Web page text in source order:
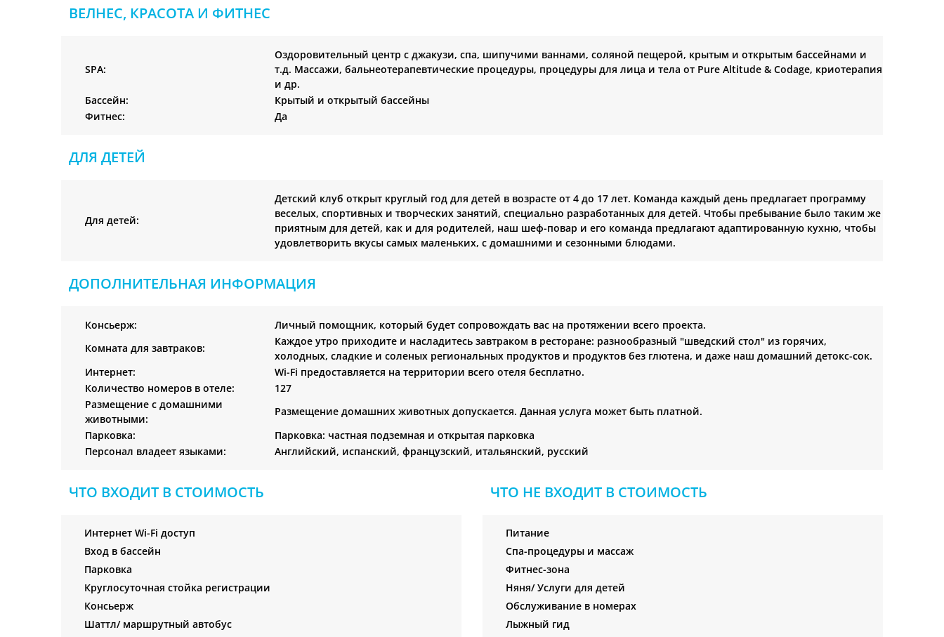
ВЕЛНЕС, КРАСОТА И ФИТНЕС
SPA:
Оздоровительный центр с джакузи, спа, шипучими ваннами, соляной пещерой, крытым и открытым бассейнами и
т.д. Массажи, бальнеотерапевтические процедуры, процедуры для лица и тела от Pure Altitude & Codage, криотерапия
и др.
Бассейн:
Крытый и открытый бассейны
Фитнес:
Да
ДЛЯ ДЕТЕЙ
Для детей:
Детский клуб открыт круглый год для детей в возрасте от 4 до 17 лет. Команда каждый день предлагает программу
веселых, спортивных и творческих занятий, специально разработанных для детей. Чтобы пребывание было таким же
приятным для детей, как и для родителей, наш шеф-повар и его команда предлагают адаптированную кухню, чтобы
удовлетворить вкусы самых маленьких, с домашними и сезонными блюдами.
ДОПОЛНИТЕЛЬНАЯ ИНФОРМАЦИЯ
Консьерж:
Личный помощник, который будет сопровождать вас на протяжении всего проекта.
Комната для завтраков:
Каждое утро приходите и насладитесь завтраком в ресторане: разнообразный "шведский стол" из горячих,
холодных, сладкие и соленых региональных продуктов и продуктов без глютена, и даже наш домашний детокс-сок.
Интернет:
Wi-Fi предоставляется на территории всего отеля бесплатно.
Количество номеров в отеле:
127
Размещение с домашними
животными:
Размещение домашних животных допускается. Данная услуга может быть платной.
Парковка:
Парковка: частная подземная и открытая парковка
Персонал владеет языками:
Английский, испанский, французский, итальянский, русский
ЧТО ВХОДИТ В СТОИМОСТЬ
Интернет Wi-Fi доступ
Вход в бассейн
Парковка
Круглосуточная стойка регистрации
Консьерж
Шаттл/ маршрутный автобус
ЧТО НЕ ВХОДИТ В СТОИМОСТЬ
Питание
Спа-процедуры и массаж
Фитнес-зона
Няня/ Услуги для детей
Обслуживание в номерах
Лыжный гид